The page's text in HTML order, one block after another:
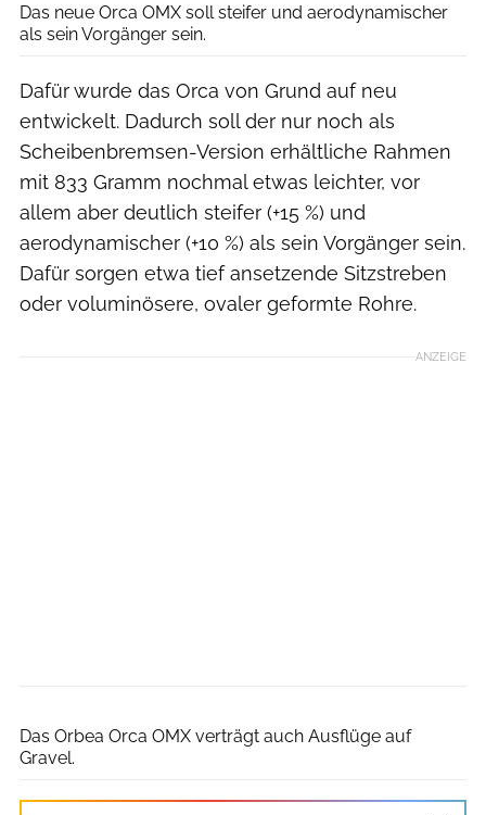
Das neue Orca OMX soll steifer und aerodynamischer
als sein Vorgänger sein.
Dafür wurde das Orca von Grund auf neu
entwickelt. Dadurch soll der nur noch als
Scheibenbremsen-Version erhältliche Rahmen
mit 833 Gramm nochmal etwas leichter, vor
allem aber deutlich steifer (+15 %) und
aerodynamischer (+10 %) als sein Vorgänger sein.
Dafür sorgen etwa tief ansetzende Sitzstreben
oder voluminösere, ovaler geformte Rohre.
ANZEIGE
Das Orbea Orca OMX verträgt auch Ausflüge auf
Gravel.